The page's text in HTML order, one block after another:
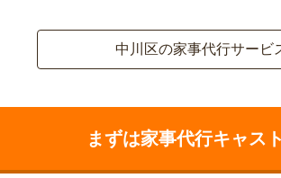
中川区の家事代行サービ
まずは家事代行キャス